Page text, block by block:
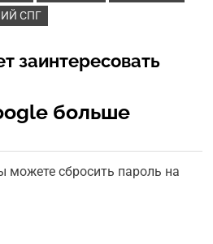
СПГ
заинтересовать
больше
можете сбросить пароль на